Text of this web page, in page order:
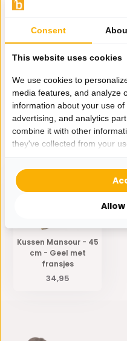
Productomschrijving
Specificaties
Delen
Eerder bekeken door
Kussen Mansour - 45
cm - Geel met
fransjes
34,95
Consent
This website uses cookies
We use cookies to
media features, and analyze
information about your use
advertising, and analytics
combine it with other
they've collected from your